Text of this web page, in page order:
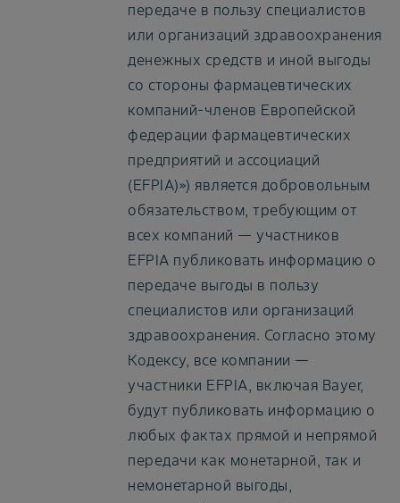
передаче в пользу специалистов
или организаций здравоохранения
денежных средств и иной выгоды
со стороны фармацевтических
компаний-членов Европейской
федерации фармацевтических
предприятий и ассоциаций
(EFPIA)») является добровольным
обязательством, требующим от
всех компаний — участников
EFPIA публиковать информацию о
передаче выгоды в пользу
специалистов или организаций
здравоохранения. Согласно этому
Кодексу, все компании —
участники EFPIA, включая Bayer,
будут публиковать информацию о
любых фактах прямой и непрямой
передачи как монетарной, так и
немонетарной выгоды,